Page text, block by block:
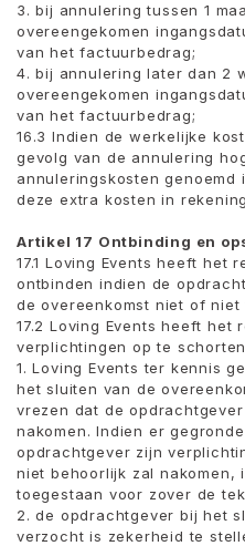
3. bij annulering tussen 1
overeengekomen
van het factuurbedrag;
4. bij annulering later dan 2
overeengekomen
van het factuurbedrag;
16.3 Indien de werkelijke
gevolg van de annulering
annuleringskosten
deze extra kosten in
Artikel 17 Ontbinding en
17.1 Loving Events heeft het
ontbinden indien de
de overeenkomst niet of niet
17.2 Loving Events heeft het
verplichtingen op te
1. Loving Events ter kennis
het sluiten van de
vrezen dat de
nakomen. Indien er
opdrachtgever zijn
niet behoorlijk zal nakomen,
toegestaan ​​voor zover de
2. de opdrachtgever bij het
verzocht is zekerheid te